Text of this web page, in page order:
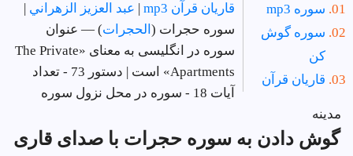
سوره mp3
سوره گوش
کن
قاریان قرآن
قاریان قرآن mp3 | عبد العزيز الزهراني |
سوره حجرات ( الحجرات) — عنوان
سوره در انگلیسی به معنای «The Private
Apartments» است | دستور 73 - تعداد
آیات 18 - سوره در
محل نزول سوره
مدینه
گوش دادن به سوره حجرات با صدای قاری